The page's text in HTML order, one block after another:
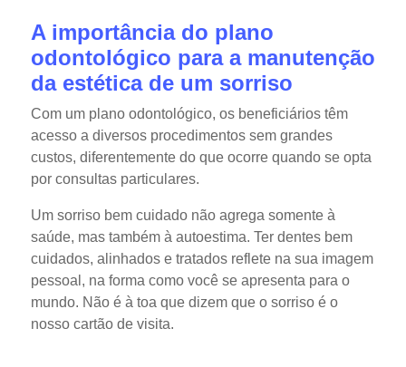
A importância do plano
odontológico para a manutenção
da estética de um sorriso
Com um plano odontológico, os beneficiários têm
acesso a diversos procedimentos sem grandes
custos, diferentemente do que ocorre quando se opta
por consultas particulares.
Um sorriso bem cuidado não agrega somente à
saúde, mas também à autoestima. Ter dentes bem
cuidados, alinhados e tratados reflete na sua imagem
pessoal, na forma como você se apresenta para o
mundo. Não é à toa que dizem que o sorriso é o
nosso cartão de visita.